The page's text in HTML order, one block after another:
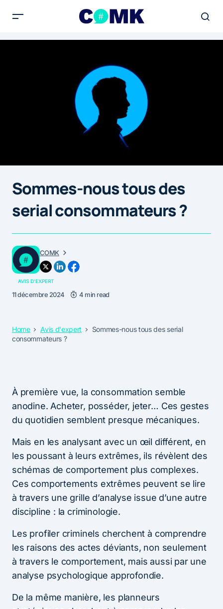
Sommes-nous tous des
serial consommateurs ?
COMK
AVIS D'EXPERT
11 décembre 2024 4 min read
Home Avis d'expert
Sommes-nous tous des serial
consommateurs ?
À première vue, la consommation semble
anodine. Acheter, posséder, jeter… Ces gestes
du quotidien semblent presque mécaniques.
Mais en les analysant avec un œil différent, en
les poussant à leurs extrêmes, ils révèlent des
schémas de comportement plus complexes.
Ces comportements extrêmes peuvent se lire
à travers une grille d’analyse issue d’une autre
discipline : la criminologie.
Les profiler criminels cherchent à comprendre
les raisons des actes déviants, non seulement
à travers le comportement, mais aussi par une
analyse psychologique approfondie.
De la même manière, les planneurs